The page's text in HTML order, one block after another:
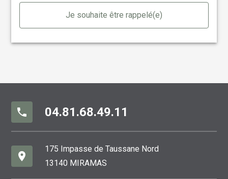
Je souhaite être rappelé(e)
phone 04.81.68.49.11
place
175 Impasse de Taussane Nord
13140 MIRAMAS